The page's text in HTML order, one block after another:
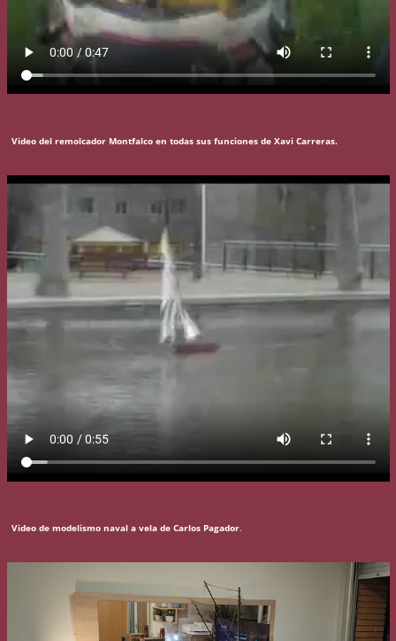
Video del remolcador Montfalco en todas sus funciones de Xavi Carreras.
Video de modelismo naval a vela de Carlos Pagador.